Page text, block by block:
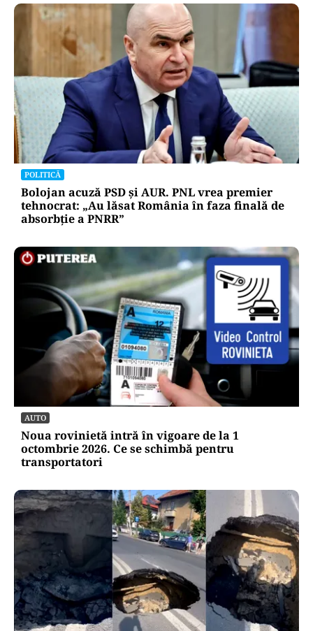
POLITICĂ
Bolojan acuză PSD și AUR. PNL vrea premier
tehnocrat: „Au lăsat România în faza finală de
absorbţie a PNRR”
AUTO
Noua rovinietă intră în vigoare de la 1
octombrie 2026. Ce se schimbă pentru
transportatori